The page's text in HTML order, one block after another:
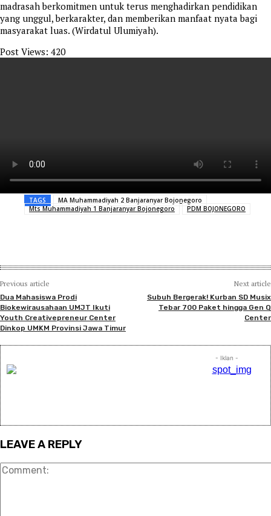
madrasah berkomitmen untuk terus menghadirkan pendidikan
yang unggul, berkarakter, dan memberikan manfaat nyata bagi
masyarakat luas. (Wirdatul Ulumiyah).
Post Views: 420
TAGS
MA Muhammadiyah 2 Banjaranyar Bojonegoro
Mts Muhammadiyah 1 Banjaranyar Bojonegoro
PDM BOJONEGORO
Previous article
Dua Mahasiswa Prodi
Biokewirausahaan UMJT Ikuti
Youth Creativepreneur Center
Dinkop UMKM Provinsi Jawa Timur
Next article
Subuh Bergerak! Kurban SD Musix
Tebar 700 Paket hingga Gen Q
Center
- Iklan -
LEAVE A REPLY